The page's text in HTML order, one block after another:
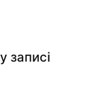
записi